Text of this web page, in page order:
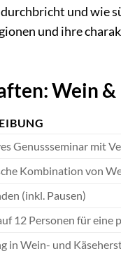
und wie
und ihre
Wein &
Genussseminar mit
Kombination von
(inkl. Pausen)
12 Personen für eine
in Wein- und